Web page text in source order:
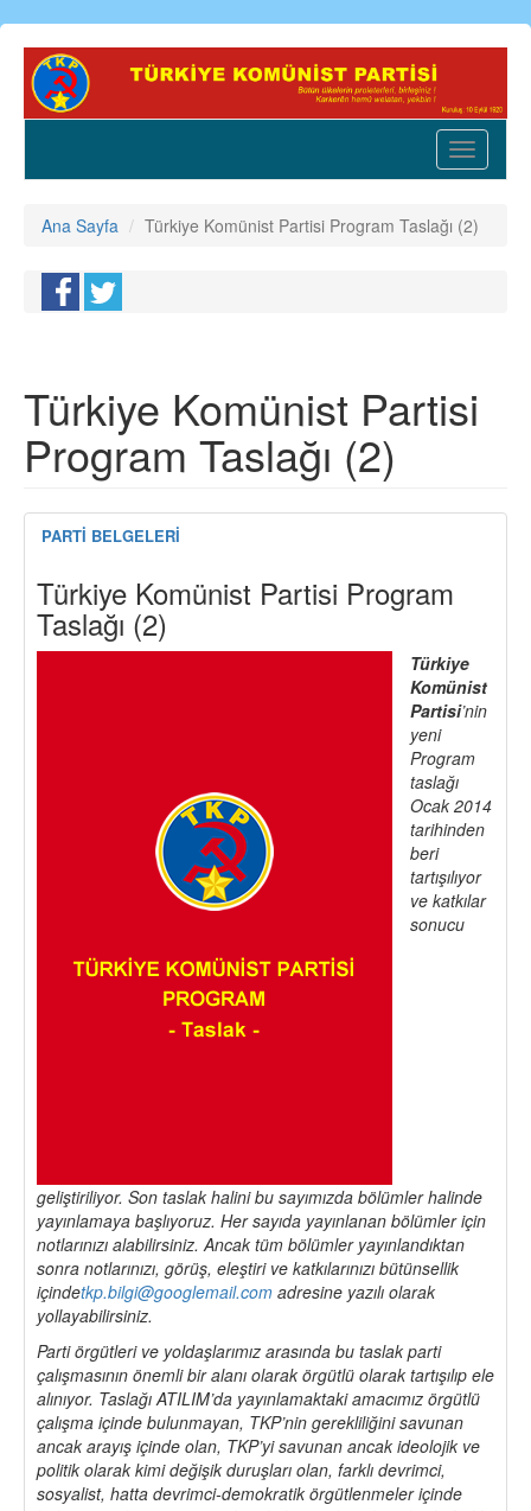
Ana
içeriğe
Toggle
Ana Sayfa Türkiye Komünist Partisi Program Taslağı (2)
Türkiye Komünist Partisi
Program Taslağı (2)
PARTİ BELGELERİ
Türkiye Komünist Partisi Program
Taslağı (2)
Türkiye
Komünist
Partisi’nin
yeni
Program
taslağı
Ocak 2014
tarihinden
beri
tartışılıyor
ve katkılar
sonucu
geliştiriliyor. Son taslak halini bu sayımızda bölümler halinde
yayınlamaya başlıyoruz. Her sayıda yayınlanan bölümler için
notlarınızı alabilirsiniz. Ancak tüm bölümler yayınlandıktan
sonra notlarınızı, görüş, eleştiri ve katkılarınızı bütünsellik
içindetkp.bilgi@googlemail.com adresine yazılı olarak
yollayabilirsiniz.
Parti örgütleri ve yoldaşlarımız arasında bu taslak parti
çalışmasının önemli bir alanı olarak örgütlü olarak tartışılıp ele
alınıyor. Taslağı ATILIM’da yayınlamaktaki amacımız örgütlü
çalışma içinde bulunmayan, TKP’nin gerekliliğini savunan
ancak arayış içinde olan, TKP’yi savunan ancak ideolojik ve
politik olarak kimi değişik duruşları olan, farklı devrimci,
sosyalist, hatta devrimci-demokratik örgütlenmeler içinde